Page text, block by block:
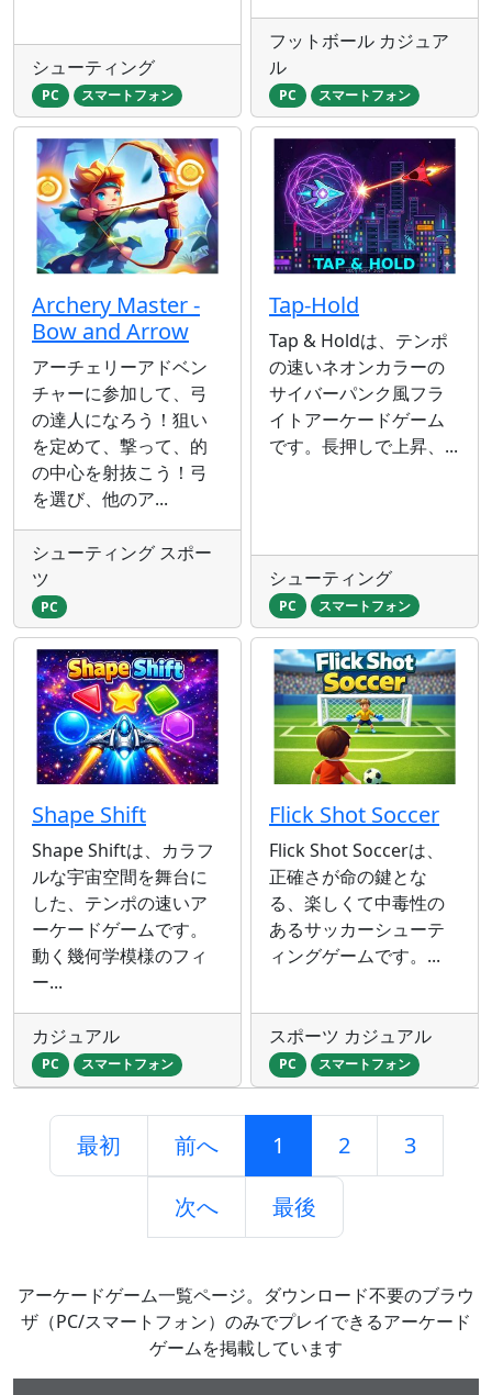
シューティング
PC スマートフォン
フットボール カジュア
ル
PC スマートフォン
Archery Master -
Bow and Arrow
アーチェリーアドベン
チャーに参加して、弓
の達人になろう！狙い
を定めて、撃って、的
の中心を射抜こう！弓
を選び、他のア...
シューティング スポー
ツ
PC
Tap-Hold
Tap & Holdは、テンポ
の速いネオンカラーの
サイバーパンク風フラ
イトアーケ​​ードゲーム
です。長押しで上昇、...
シューティング
PC スマートフォン
Shape Shift
Shape Shiftは、カラフ
ルな宇宙空間を舞台に
した、テンポの速いア
ーケードゲームです。
動く幾何学模様のフィ
ー...
カジュアル
PC スマートフォン
Flick Shot Soccer
Flick Shot Soccerは、
正確さが命の鍵とな
る、楽しくて中毒性の
あるサッカーシューテ
ィングゲームです。...
スポーツ カジュアル
PC スマートフォン
最初 前へ 1 2 3
次へ 最後
アーケードゲーム一覧ページ。ダウンロード不要のブラウ
ザ（PC/スマートフォン）のみでプレイできるアーケード
ゲームを掲載しています